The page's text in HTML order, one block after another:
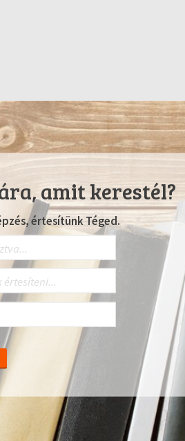
amit kerestél?
értesítünk Téged.